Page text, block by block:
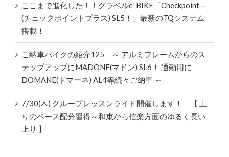
ここまで進化した！！グラベルe-BIKE「Checkpoint＋
(チェックポイントプラス) SL5！」最新のTQシステム
搭載！
ご納車バイクの紹介125 ～ アルミフレームからのス
テップアップにMADONE(マドン) SL6！ 通勤用に
DOMANE(ドマーネ) AL4等続々ご納車 ～
7/30(木) グループレッスンライド開催します！ 【 上
りのペース配分習得～和束から信楽方面のゆるく長い
上り 】